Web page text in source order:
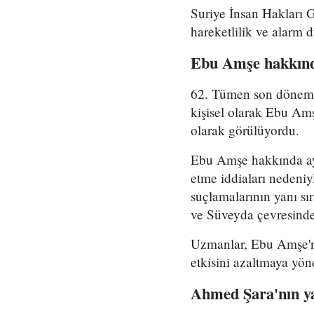
Suriye İnsan Hakları
hareketlilik ve alarm
Ebu Amşe
62. Tümen son
kişisel olarak Ebu
olarak görülüyordu.
Ebu Amşe hakkında
etme iddiaları
suçlamalarının yanı
ve Süveyda
Uzmanlar, Ebu
etkisini azaltmaya
Ahmed Şara'nın